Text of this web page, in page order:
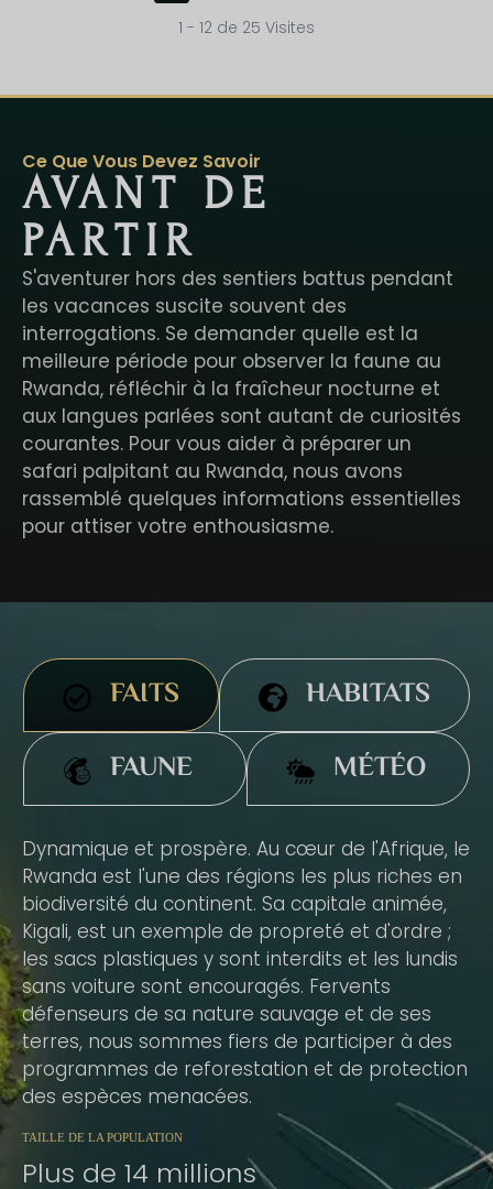
1 - 12 de 25 Visites
Ce Que Vous Devez Savoir
AVANT DE
PARTIR
S'aventurer hors des sentiers battus pendant
les vacances suscite souvent des
interrogations. Se demander quelle est la
meilleure période pour observer la faune au
Rwanda, réfléchir à la fraîcheur nocturne et
aux langues parlées sont autant de curiosités
courantes. Pour vous aider à préparer un
safari palpitant au Rwanda, nous avons
rassemblé quelques informations essentielles
pour attiser votre enthousiasme.
FAITS
HABITATS
FAUNE
MÉTÉO
Dynamique et prospère. Au cœur de l'Afrique, le
Rwanda est l'une des régions les plus riches en
biodiversité du continent. Sa capitale animée,
Kigali, est un exemple de propreté et d'ordre ;
les sacs plastiques y sont interdits et les lundis
sans voiture sont encouragés. Fervents
défenseurs de sa nature sauvage et de ses
terres, nous sommes fiers de participer à des
programmes de reforestation et de protection
des espèces menacées.
TAILLE DE LA POPULATION
Plus de 14 millions